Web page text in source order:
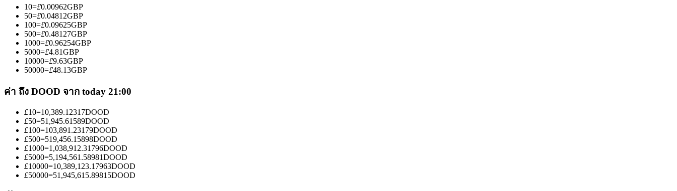
คัดลอกการซื้อขาย
เข้าร่วมกับเทรดเดอร์ชั้นนำ
เป็นเทรดเดอร์คัดลอก
10=£0.00962GBP
50=£0.04812GBP
100=£0.09625GBP
500=£0.48127GBP
1000=£0.96254GBP
5000=£4.81GBP
10000=£9.63GBP
50000=£48.13GBP
ค่า ถึง DOOD จาก today 21:00
£10=10,389.12317DOOD
£50=51,945.61589DOOD
£100=103,891.23179DOOD
£500=519,456.15898DOOD
£1000=1,038,912.31796DOOD
£5000=5,194,561.58981DOOD
£10000=10,389,123.17963DOOD
£50000=51,945,615.89815DOOD